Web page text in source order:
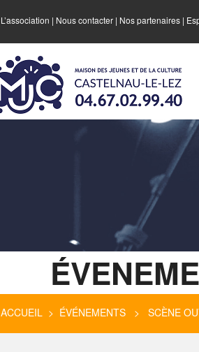
L’association | Nous contacter | Nos partenaires |
ACCUEIL > ÉVÉNEMENTS > SCÈNE